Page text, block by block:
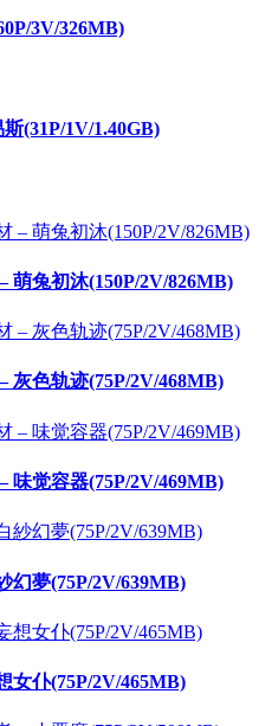
3V/326MB)
(31P/1V/1.40GB)
萌兔初沐(150P/2V/826MB)
灰色轨迹(75P/2V/468MB)
味觉容器(75P/2V/469MB)
幻夢(75P/2V/639MB)
女仆(75P/2V/465MB)